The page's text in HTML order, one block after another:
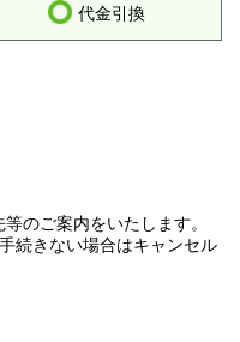
代金引換
のご案内をいたします。
続きない場合はキャンセル